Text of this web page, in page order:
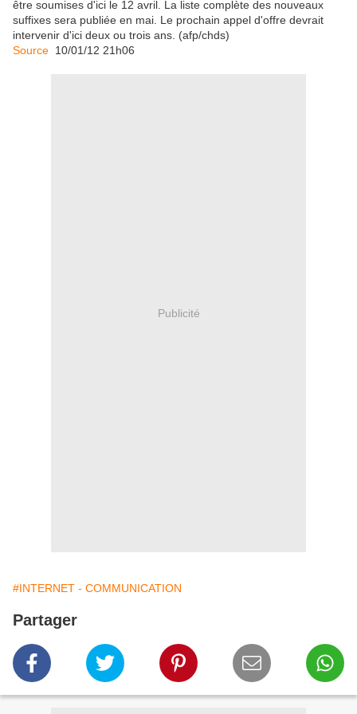
être soumises d'ici le 12 avril. La liste complète des nouveaux
suffixes sera publiée en mai. Le prochain appel d'offre devrait
intervenir d'ici deux ou trois ans. (afp/chds)
Source 10/01/12 21h06
Publicité
#INTERNET - COMMUNICATION
Partager